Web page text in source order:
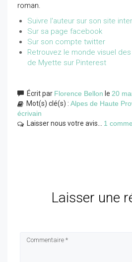
roman.
Suivre l'auteur sur son site
Sur sa page facebook
Sur son compte twitter
Retrouvez le monde visuel
de Myette sur Pinterest
Écrit par Florence Bellon le 20
Mot(s) clé(s) : Alpes de Haute
écrivain
Laisser nous votre avis... 1
Laisser une